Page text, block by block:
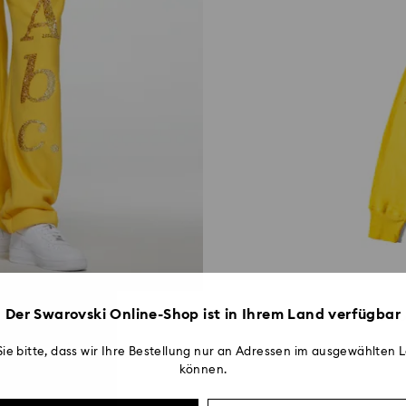
Der Swarovski Online-Shop ist in Ihrem Land verfügbar
bitte, dass wir Ihre Bestellung nur an Adressen im ausgewählten
können.